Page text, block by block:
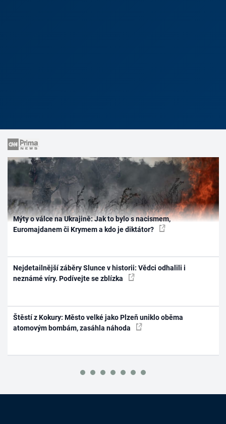
Mýty o válce na Ukrajině: Jak to bylo s nacismem,
Euromajdanem či Krymem a kdo je diktátor?
Nejdetailnější záběry Slunce v historii: Vědci odhalili i
neznámé víry. Podívejte se zblízka
Štěstí z Kokury: Město velké jako Plzeň uniklo oběma
atomovým bombám, zasáhla náhoda